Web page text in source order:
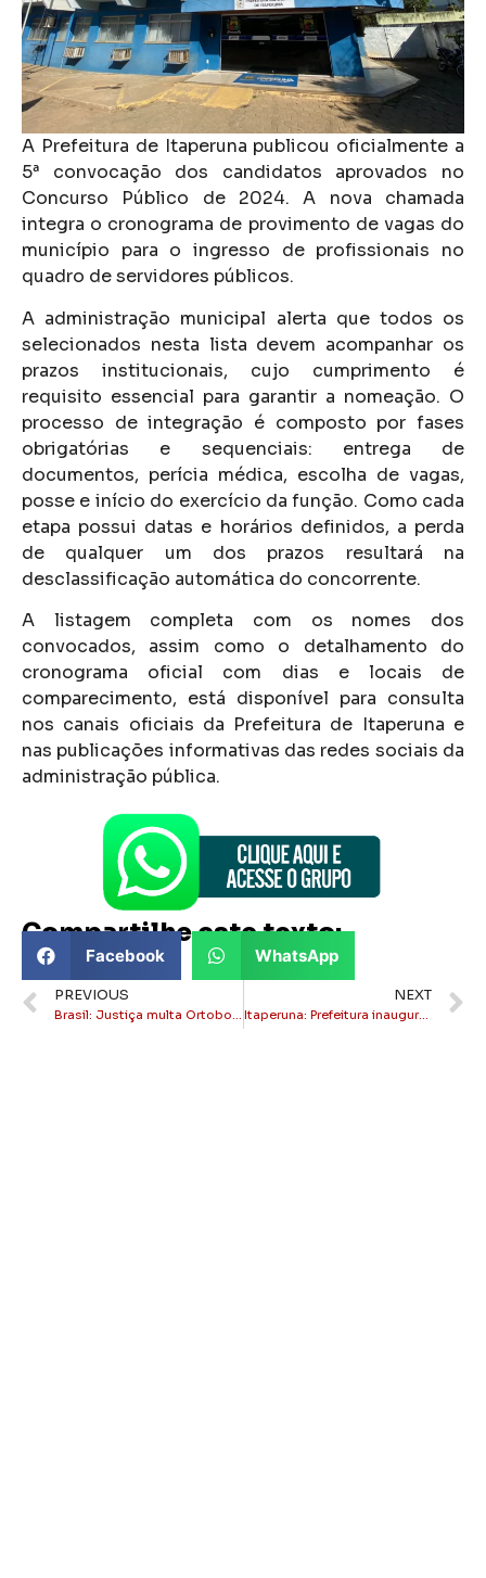
A Prefeitura de Itaperuna publicou oficialmente a
5ª convocação dos candidatos aprovados no
Concurso Público de 2024. A nova chamada
integra o cronograma de provimento de vagas do
município para o ingresso de profissionais no
quadro de servidores públicos.
A administração municipal alerta que todos os
selecionados nesta lista devem acompanhar os
prazos institucionais, cujo cumprimento é
requisito essencial para garantir a nomeação. O
processo de integração é composto por fases
obrigatórias e sequenciais: entrega de
documentos, perícia médica, escolha de vagas,
posse e início do exercício da função. Como cada
etapa possui datas e horários definidos, a perda
de qualquer um dos prazos resultará na
desclassificação automática do concorrente.
A listagem completa com os nomes dos
convocados, assim como o detalhamento do
cronograma oficial com dias e locais de
comparecimento, está disponível para consulta
nos canais oficiais da Prefeitura de Itaperuna e
nas publicações informativas das redes sociais da
administração pública.
Compartilhe este texto:
Facebook WhatsApp
PREVIOUS
Brasil: Justiça multa Ortobom em R$ 300 mil por falta de mulheres em funções de chefia
NEXT
Itaperuna: Prefeitura inaugura Praça São Pedro hoje às 8:30h na Beira Rio